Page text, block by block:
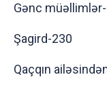
Gənc
Şagird-230
Qaçqın